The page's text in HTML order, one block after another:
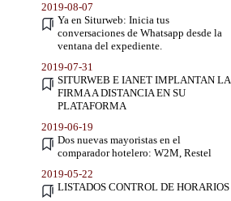
2019-08-07
Ya en Siturweb: Inicia tus
conversaciones de Whatsapp desde la
ventana del expediente.
2019-07-31
SITURWEB E IANET IMPLANTAN LA
FIRMA A DISTANCIA EN SU
PLATAFORMA
2019-06-19
Dos nuevas mayoristas en el
comparador hotelero: W2M, Restel
2019-05-22
LISTADOS CONTROL DE HORARIOS